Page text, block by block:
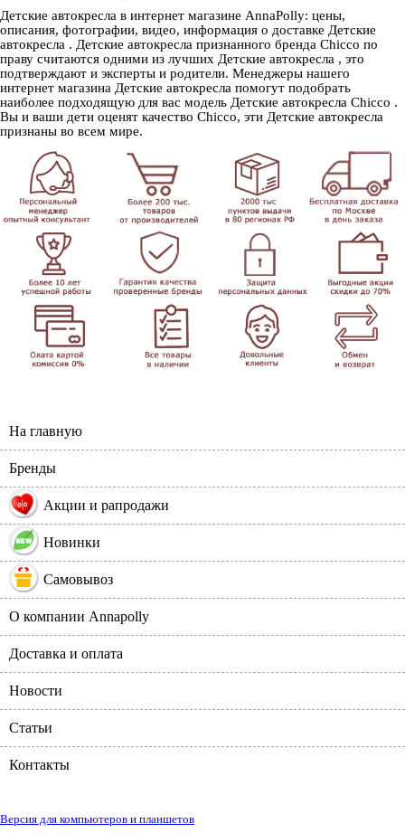
Детские автокресла в интернет магазине AnnaPolly: цены,
описания, фотографии, видео, информация о доставке Детские
автокресла . Детские автокресла признанного бренда Chicco по
праву считаются одними из лучших Детские автокресла , это
подтверждают и эксперты и родители. Менеджеры нашего
интернет магазина Детские автокресла помогут подобрать
наиболее подходящую для вас модель Детские автокресла Chicco .
Вы и ваши дети оценят качество Chicco, эти Детские автокресла
признаны во всем мире.
На главную
Бренды
% Акции и рапродажи
Новинки
Самовывоз
О компании Annapolly
Доставка и оплата
Новости
Статьи
Контакты
Версия для компьютеров и планшетов